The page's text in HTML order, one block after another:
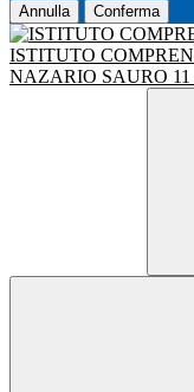
Annulla Conferma
ISTITUTO
NAZARIO SAURO